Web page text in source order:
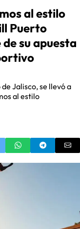
al estilo
Puerto
su apuesta
Jalisco, se llevó a
al estilo